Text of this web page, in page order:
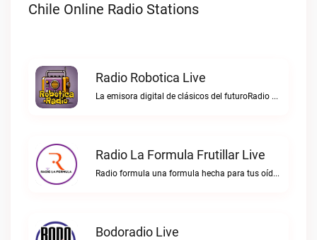
Chile Online Radio Stations
Radio Robotica Live
La emisora digital de clásicos del futuroRadio Robotica live
Radio La Formula Frutillar Live
Radio formula una formula hecha para tus oídos.Radio La Formula Frutillar live
Bodoradio Live